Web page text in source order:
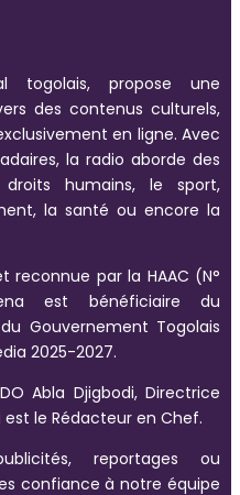
togolais, propose une
des contenus culturels,
en ligne. Avec
la radio aborde des
humains, le sport,
la santé ou encore la
reconnue par la HAAC (N°
est bénéficiaire du
Gouvernement Togolais
2025-2027.
Abla Djigbodi, Directrice
est le Rédacteur en Chef.
reportages ou
confiance à notre équipe